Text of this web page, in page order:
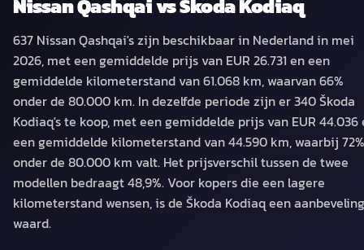
Nissan QashqaivsŠkoda Kodiaq
637 Nissan Qashqai's zijn beschikbaar in Nederland in mei
2026, met een gemiddelde prijs van EUR 26.731 en een
gemiddelde kilometerstand van 61.068 km, waarvan 66%
onder de 80.000 km. In dezelfde periode zijn er 340 Škoda
Kodiaq's te koop, met een gemiddelde prijs van EUR 44.036
een gemiddelde kilometerstand van 44.590 km, waarbij 72%
onder de 80.000 km valt. Het prijsverschil tussen de twee
modellen bedraagt 48,9%. Voor kopers die een lagere
kilometerstand wensen, is de Škoda Kodiaq een aanbeveling
waard.